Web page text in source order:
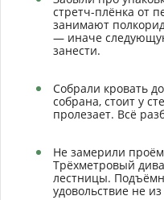
стретч-плёнка от
занимают
— иначе
занести.
Собрали кровать
собрана, стоит у
пролезает. Всё
Не замерили
Трёхметровый
лестницы.
удовольствие не